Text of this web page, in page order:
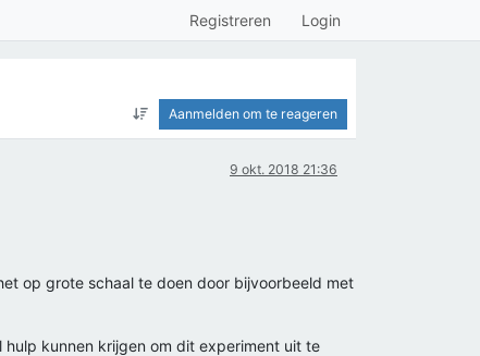
Registreren Login
Aanmelden om te reageren
9 okt. 2018 21:36
op grote schaal te doen door bijvoorbeeld met
kunnen krijgen om dit experiment uit te